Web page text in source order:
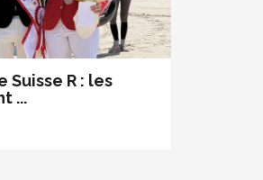
Suisse R : les
...